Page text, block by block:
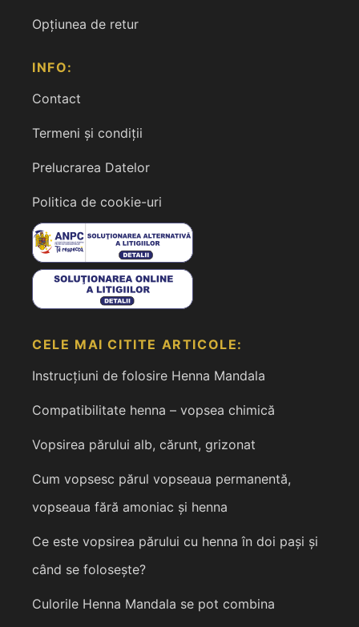
Opțiunea de retur
INFO:
Contact
Termeni și condiții
Prelucrarea Datelor
Politica de cookie-uri
CELE MAI CITITE ARTICOLE:
Instrucțiuni de folosire Henna Mandala
Compatibilitate henna – vopsea chimică
Vopsirea părului alb, cărunt, grizonat
Cum vopsesc părul vopseaua permanentă,
vopseaua fără amoniac și henna
Ce este vopsirea părului cu henna în doi pași și
când se folosește?
Culorile Henna Mandala se pot combina